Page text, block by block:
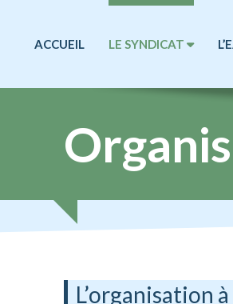
ACCUEIL LE SYNDICAT
L’organisation